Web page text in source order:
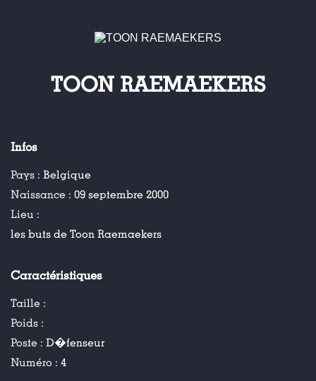
TOON RAEMAEKERS
Infos
Pays : Belgique
Naissance : 09 septembre 2000
Lieu :
les buts de Toon Raemaekers
Caractéristiques
Taille :
Poids :
Poste : D�fenseur
Numéro : 4